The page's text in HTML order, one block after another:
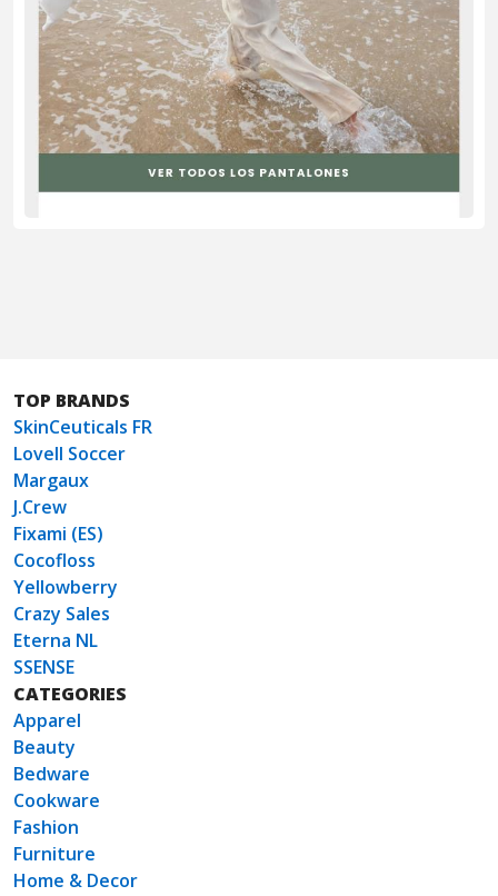
TOP BRANDS
SkinCeuticals FR
Lovell Soccer
Margaux
J.Crew
Fixami (ES)
Cocofloss
Yellowberry
Crazy Sales
Eterna NL
SSENSE
CATEGORIES
Apparel
Beauty
Bedware
Cookware
Fashion
Furniture
Home & Decor